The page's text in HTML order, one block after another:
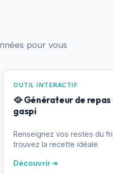
pour vous
OUTIL INTERACTIF
🥘 Générateur de
gaspi
Renseignez vos restes du
trouvez la recette idéale.
Découvrir ➔